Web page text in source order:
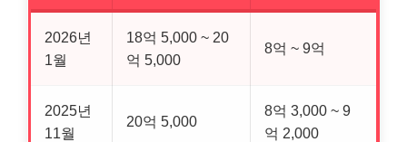
2026년
1월
18억 5,000 ~ 20
억 5,000
8억 ~ 9억
2025년
11월
20억 5,000
8억 3,000 ~ 9
억 2,000